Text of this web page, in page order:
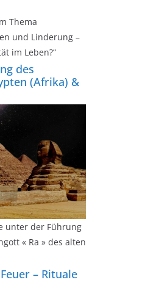
Thema
und Linderung –
im Leben?“
des
(Afrika) &
unter der Führung
« Ra » des alten
– Rituale